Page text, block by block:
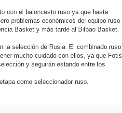
con el baloncesto ruso ya que hasta
problemas económicos del equipo ruso
Basket y más tarde al Bilbao Basket.
la selección de Rusia. El combinado ruso
mucho cuidado con ellos, ya que Fotis
y seguirán estando entre los
como seleccionador ruso.